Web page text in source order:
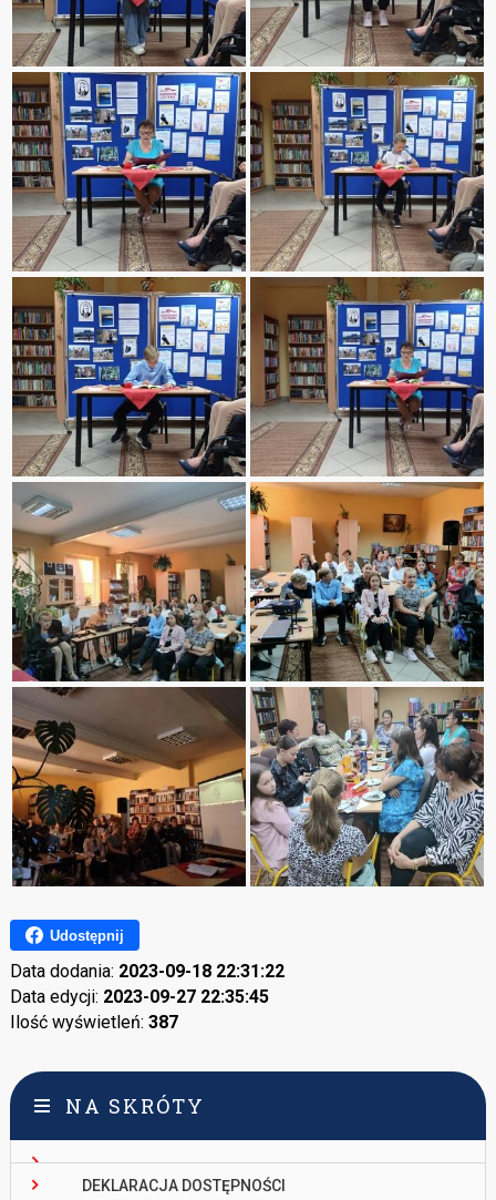
Udostępnij
Data dodania: 2023-09-18 22:31:22
Data edycji: 2023-09-27 22:35:45
Ilość wyświetleń: 387
NA SKRÓTY
DEKLARACJA DOSTĘPNOŚCI